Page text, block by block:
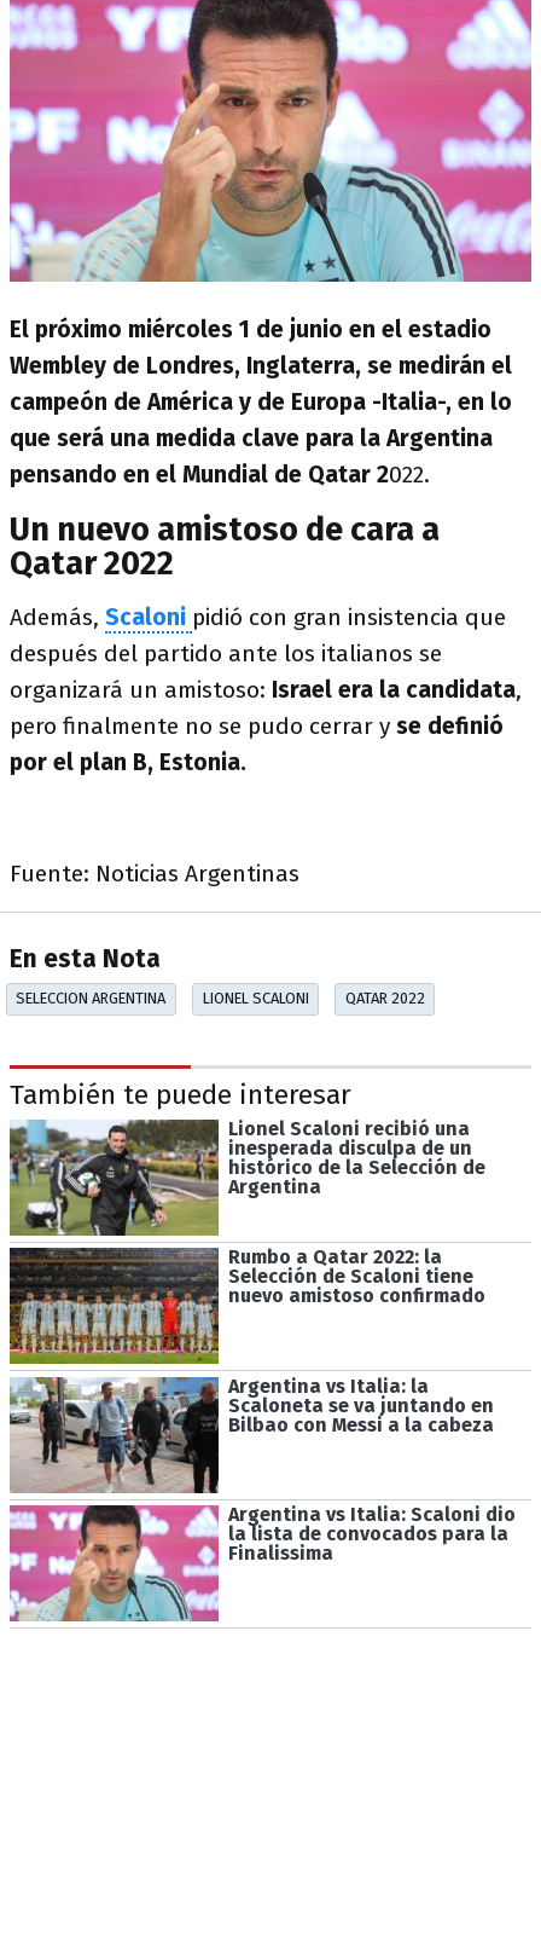
El próximo miércoles 1 de junio en el estadio
Wembley de Londres, Inglaterra, se medirán el
campeón de América y de Europa -Italia-, en lo
que será una medida clave para la Argentina
pensando en el Mundial de Qatar 2022.
Un nuevo amistoso de cara a
Qatar 2022
Además, Scaloni pidió con gran insistencia que
después del partido ante los italianos se
organizará un amistoso: Israel era la candidata,
pero finalmente no se pudo cerrar y se definió
por el plan B, Estonia.
Fuente: Noticias Argentinas
En esta Nota
SELECCION ARGENTINA LIONEL SCALONI QATAR 2022
También te puede interesar
Lionel Scaloni recibió una
inesperada disculpa de un
histórico de la Selección de
Argentina
Rumbo a Qatar 2022: la
Selección de Scaloni tiene
nuevo amistoso confirmado
Argentina vs Italia: la
Scaloneta se va juntando en
Bilbao con Messi a la cabeza
Argentina vs Italia: Scaloni dio
la lista de convocados para la
Finalissima